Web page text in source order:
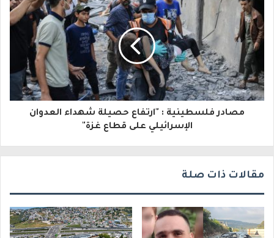
ك
ت
و
مصادر فلسطينية : "ارتفاع حصيلة شهداء العدوان
الإسرائيلي على قطاع غزة"
مقالات ذات صلة